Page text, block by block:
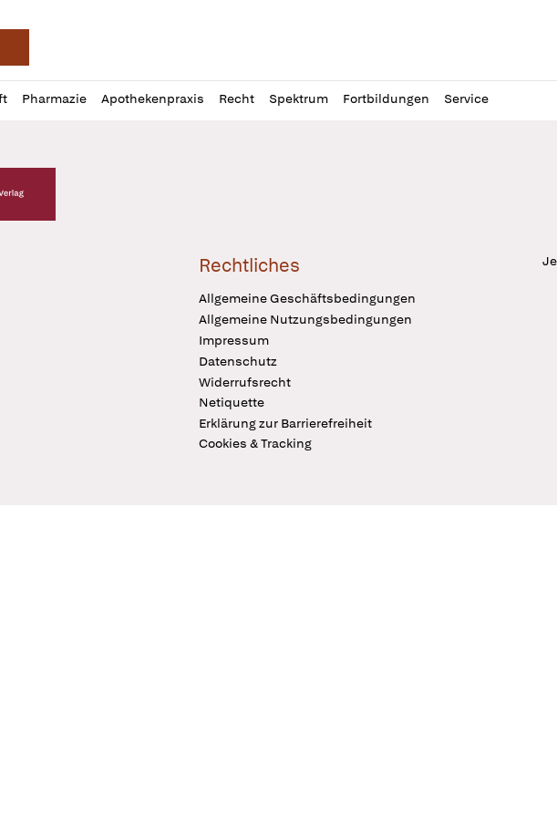
Pharmazie Apothekenpraxis Recht Spektrum Fortbildungen Service
Verlag Logo
Rechtliches
Allgemeine Geschäftsbedingungen
Allgemeine Nutzungsbedingungen
Impressum
Datenschutz
Widerrufsrecht
Netiquette
Erklärung zur Barrierefreiheit
Cookies & Tracking